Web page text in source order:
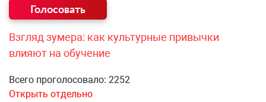
Взгляд зумера: как культурные привычки
влияют на обучение
Всего проголосовало: 2252
Открыть отдельно